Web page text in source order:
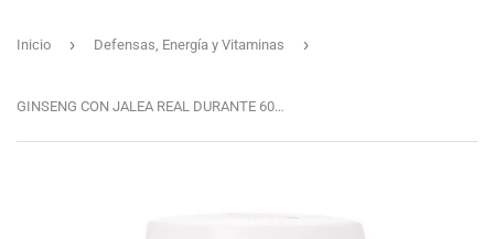
Inicio › Defensas, Energía y Vitaminas ›
GINSENG CON JALEA REAL DURANTE 60 DÍAS